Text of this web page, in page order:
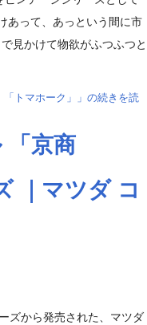
あって、あっという間に市
見かけて物欲がふつふつと
「トマホーク」」の続きを読
「京商
｜マツダ コ
ズから発売された、マツダ